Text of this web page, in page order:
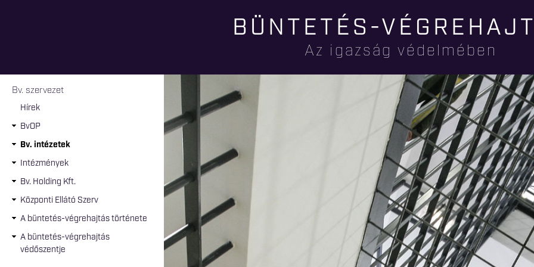
tartalomra
BÜNTETÉS-
Az igazság védelmében
Jelenlegi hely
Bv. szervezet
Hírek
BvOP
Bv. intézetek
Intézmények
Bv. Holding Kft.
Központi Ellátó Szerv
A büntetés-végrehajtás története
A büntetés-végrehajtás
védőszentje